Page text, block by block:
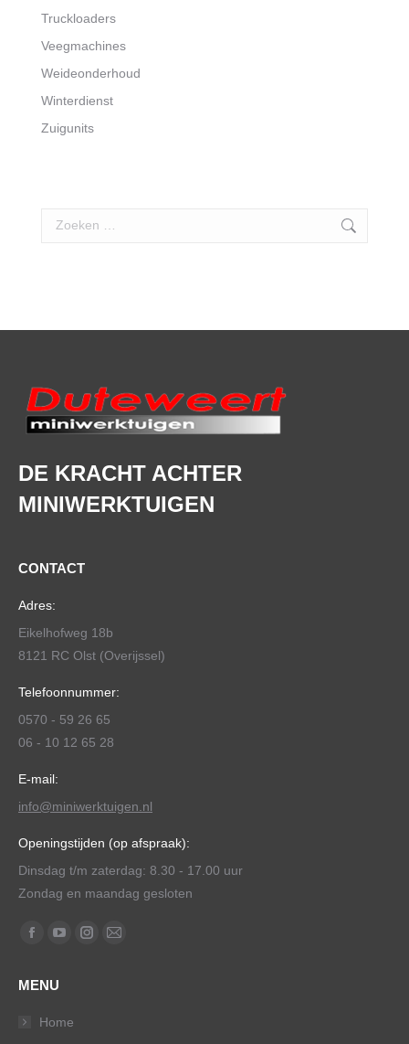
Truckloaders
Veegmachines
Weideonderhoud
Winterdienst
Zuigunits
Search:
DE KRACHT ACHTER
MINIWERKTUIGEN
CONTACT
Adres:
Eikelhofweg 18b
8121 RC Olst (Overijssel)
Telefoonnummer:
0570 - 59 26 65
06 - 10 12 65 28
E-mail:
info@miniwerktuigen.nl
Openingstijden (op afspraak):
Dinsdag t/m zaterdag: 8.30 - 17.00 uur
Zondag en maandag gesloten
Vind ons op:
Facebook
opens
in
YouTube
opens
Instagram
Mail
MENU
Home